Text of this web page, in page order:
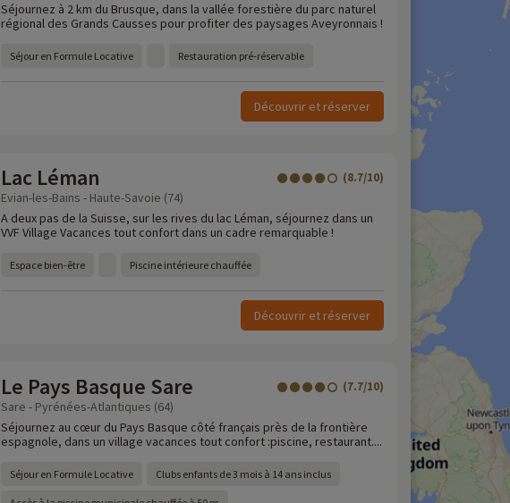
Séjournez à 2 km du Brusque, dans la vallée forestière du parc naturel
régional des Grands Causses pour profiter des paysages Aveyronnais !
Séjour en Formule Locative Restauration pré-réservable
Découvrir et réserver
Lac Léman (8.7/10)
Evian-les-Bains - Haute-Savoie (74)
A deux pas de la Suisse, sur les rives du lac Léman, séjournez dans un
VVF Village Vacances tout confort dans un cadre remarquable !
Espace bien-être Piscine intérieure chauffée
Découvrir et réserver
Le Pays Basque Sare (7.7/10)
Sare - Pyrénées-Atlantiques (64)
Séjournez au cœur du Pays Basque côté français près de la frontière
espagnole, dans un village vacances tout confort :piscine, restaurant....
Séjour en Formule Locative Clubs enfants de 3 mois à 14 ans inclus